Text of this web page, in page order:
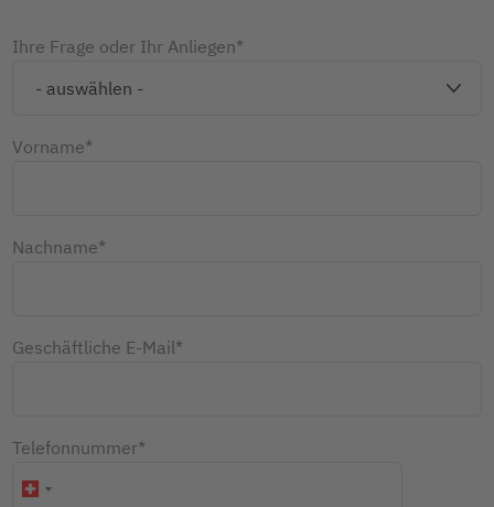
Ihre Frage oder Ihr Anliegen*
Vorname*
Nachname*
Geschäftliche E-Mail*
Telefonnummer*